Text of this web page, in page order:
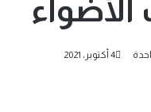
4 أكتوبر، 2021